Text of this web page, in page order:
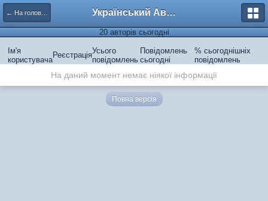
← На головну Український Автоклуб ВАЗ
20 авторів сьогодні
Ім'я
користувача
РеєстраціяУсього
повідомлень
Повідомлень
сьогодні
% сьогоднішніх
повідомлень
На даний момент немає ніякої інформації
Повна версія